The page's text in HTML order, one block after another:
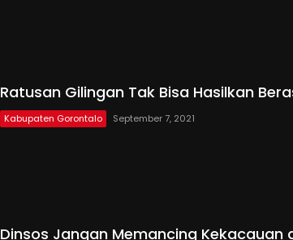
Ratusan Gilingan Tak Bisa Hasilkan
Kabupaten Gorontalo September 7, 2021
Dinsos Jangan Memancing Kekacauan